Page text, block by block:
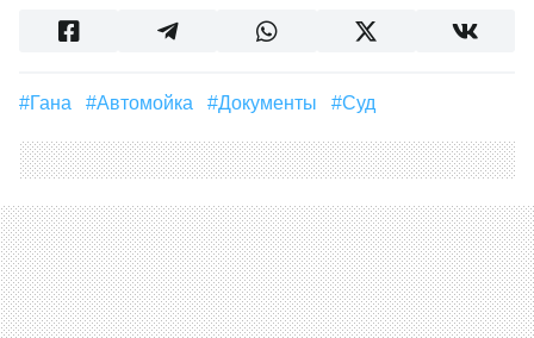
#Гана #Автомойка #Документы #суд